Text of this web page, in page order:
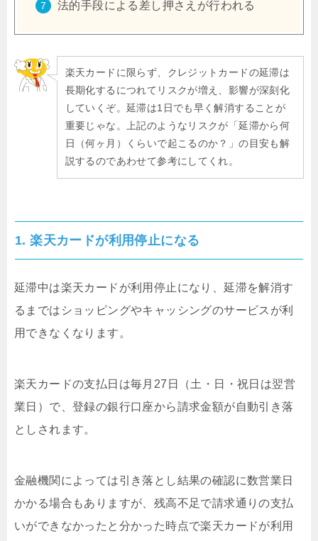
法的手段による差し押さえが行われる
楽天カードに限らず、クレジットカードの延滞は
長期化するにつれてリスクが増え、影響が深刻化
していくぞ。延滞は1日でも早く解消することが
重要じゃな。上記のようなリスクが「延滞から何
日（何ヶ月）くらいで起こるのか？」の目安も解
説するのであわせて参考にしてくれ。
1. 楽天カードが利用停止になる
延滞中は楽天カードが利用停止になり、延滞を解消す
るまではショッピングやキャッシングのサービスが利
用できなくなります。
楽天カードの支払日は毎月27日（土・日・祝日は翌営
業日）で、登録の銀行口座から請求金額が自動引き落
としされます。
金融機関によっては引き落とし結果の確認に数営業日
かかる場合もありますが、残高不足で請求通りの支払
いができなかったと分かった時点で楽天カードが利用